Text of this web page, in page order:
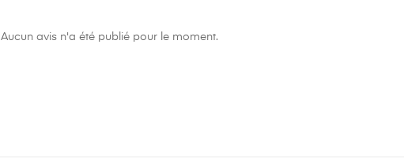
Aucun avis n'a été publié pour le moment.